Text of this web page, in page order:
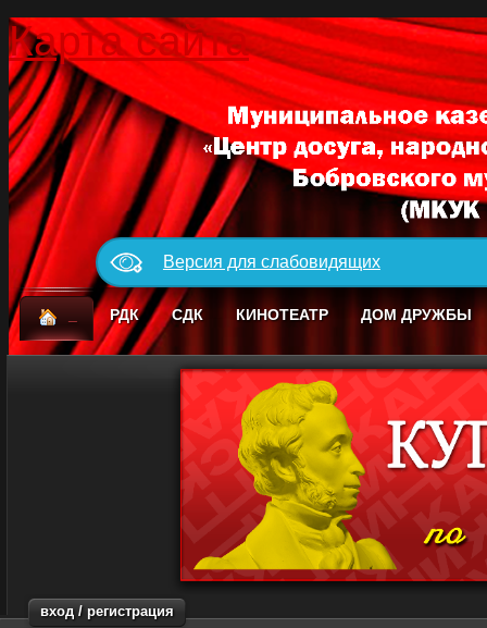
Карта сайта
Версия для слабовидящих
РДК СДК КИНОТЕАТР ДОМ ДРУЖБЫ
вход / регистрация